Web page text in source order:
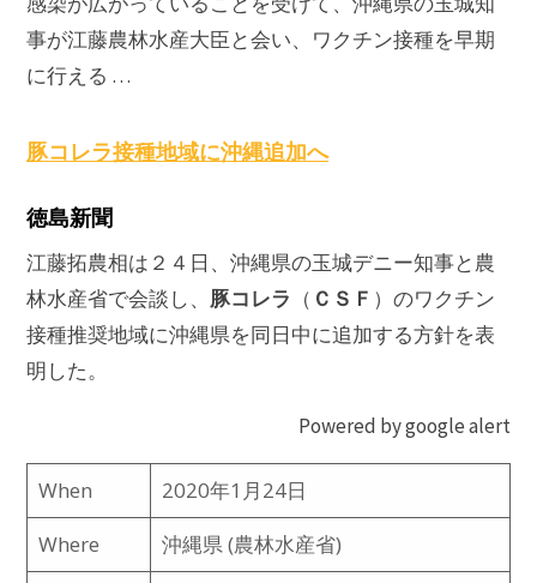
事が江藤農林水産大臣と会い、ワクチン接種を早期
に行える …
豚コレラ接種地域に沖縄追加へ
徳島新聞
江藤拓農相は２４日、沖縄県の玉城デニー知事と農
林水産省で会談し、 豚コレラ （ ＣＳＦ ）のワクチン
接種推奨地域に沖縄県を同日中に追加する方針を表
明した。
Powered by google alert
When
2020年1月24日
Where
沖縄県 (農林水産省)